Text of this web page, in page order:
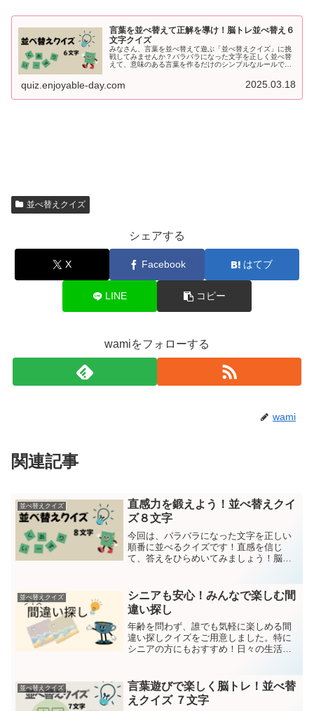
言葉を並べ替えて正解を導け！脳トレ並べ替え６
文字クイズ
みなさん、言葉を並べ替えて遊ぶ「並べ替えクイズ」に挑
戦してみませんか？バラバラになった文字を正しく並べ替
えて、意味のある言葉を作るだけのシンプルなルールです
quiz.enjoyable-day.com 2025.03.18
並べ替えクイズ
シェアする
X Facebook はてブ
LINE コピー
wamiをフォローする
wami
関連記事
並べ替えクイズ
直感力を鍛えよう！並べ替えクイ
ズ８文字
今回は、バラバラになった文字を正しい
順番に並べるクイズです！直感を信じ
て、答えをひらめいてみましょう！脳ト
い。今回は８文字です。 問題は15問で
す。それでは、クイズスタ...
並べ替えクイズ
シニアも安心！みんなで楽しむ間
違い探し
年齢を問わず、誰でも気軽に楽しめる間
違い探しクイズをご用意しました。特に
シニアの方にもおすすめ！日々の生活に
す。2つの画像から間違いを探してくださ
い間違いは5つです。回答...
並べ替えクイズ
言葉遊びで楽しく脳トレ！並べ替
えクイズ ７文字